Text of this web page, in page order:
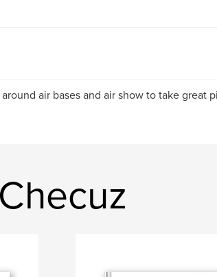
air bases and air show to take great